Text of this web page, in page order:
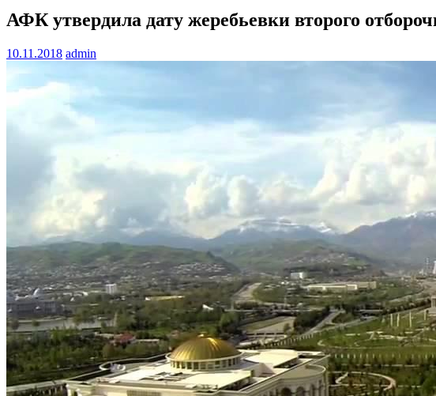
АФК утвердила дату жеребьевки второго
10.11.2018 admin